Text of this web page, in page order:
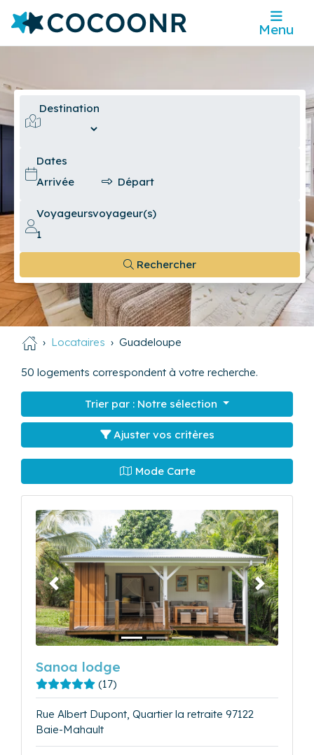
Menu
Destination
Dates
Voyageursvoyageur(s)
Rechercher
Locataires Guadeloupe
50 logements correspondent à votre recherche.
Trier par : Notre sélection
Ajuster vos critères
Mode Carte
Précédent Suivant
Sanoa lodge
(17)
Rue Albert Dupont, Quartier la retraite 97122
Baie-Mahault